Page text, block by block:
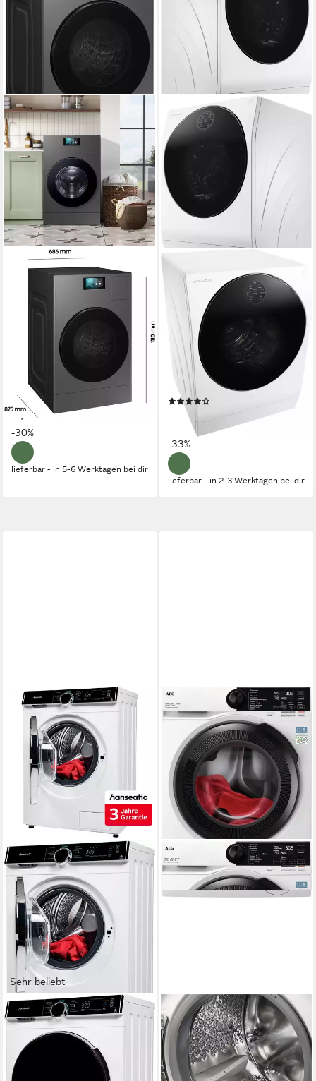
Waschtrockner WD8000DK
WD18DB8995BZT2
Kapazität Waschen
Kapazität Trocknen
Betriebsgeräusch
Produktdatenblatt
Wasch-Trocken-Zyklus
Produktdatenblatt
2.799,00 €
3.999,00 €
81,26 €
mtl. in 48 Raten
-30%
lieferbar - in 5-6 Werktagen bei dir
Waschtrockner LG
SIGNATURE LSWD100X
12 kg
Kapazität Waschen
7 kg
Kapazität Trocknen
72 dB(A)
Betriebsgeräusch
Wasch-Zyklus
Produktdatenblatt
Wasch-Trocken-Zyklus
Produktdatenblatt
1.469,00 €
2.199,00 €
42,65 €
mtl. in 48 Raten
-33%
lieferbar - in 2-3 Werktagen bei dir
Sehr beliebt
HANSEATIC
Waschtrockner HWDK86AD
8 kg Kapazität Waschen
6 kg
Kapazität Trocknen
72 dB(A)
Betriebsgeräusch
AEG
Waschtrockner 7000
ProSteam® LWR7F65605
10 kg
Kapazität Waschen
6 kg
Kapazität Trocknen